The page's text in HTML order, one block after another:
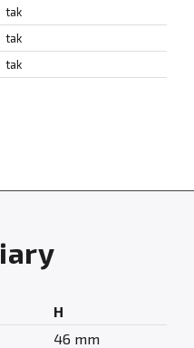
tak
tak
tak
H
46 mm